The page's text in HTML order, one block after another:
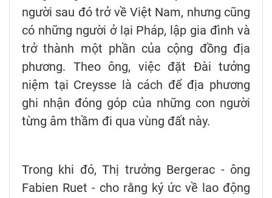
người sau đó trở về Việt Nam, nhưng cũng
có những người ở lại Pháp, lập gia đình và
trở thành một phần của cộng đồng địa
phương. Theo ông, việc đặt Đài tưởng
niệm tại Creysse là cách để địa phương
ghi nhận đóng góp của những con người
từng âm thầm đi qua vùng đất này.
Trong khi đó, Thị trưởng Bergerac - ông
Fabien Ruet - cho rằng ký ức về lao động